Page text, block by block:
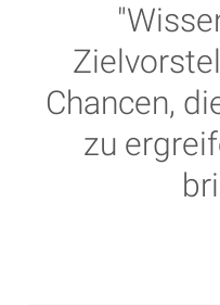
Chancen,
zu